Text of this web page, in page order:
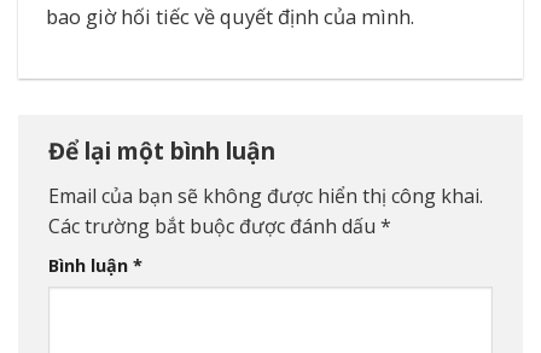
bao giờ hối tiếc về quyết định của mình.
Để lại một bình luận
Email của bạn sẽ không được hiển thị công khai.
Các trường bắt buộc được đánh dấu *
Bình luận *